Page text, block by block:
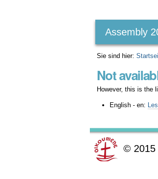
Assembly
Sie sind hier:
Not
However, this is the
English - en:
© 2015